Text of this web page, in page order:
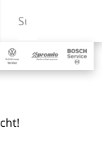
Suchbegriff